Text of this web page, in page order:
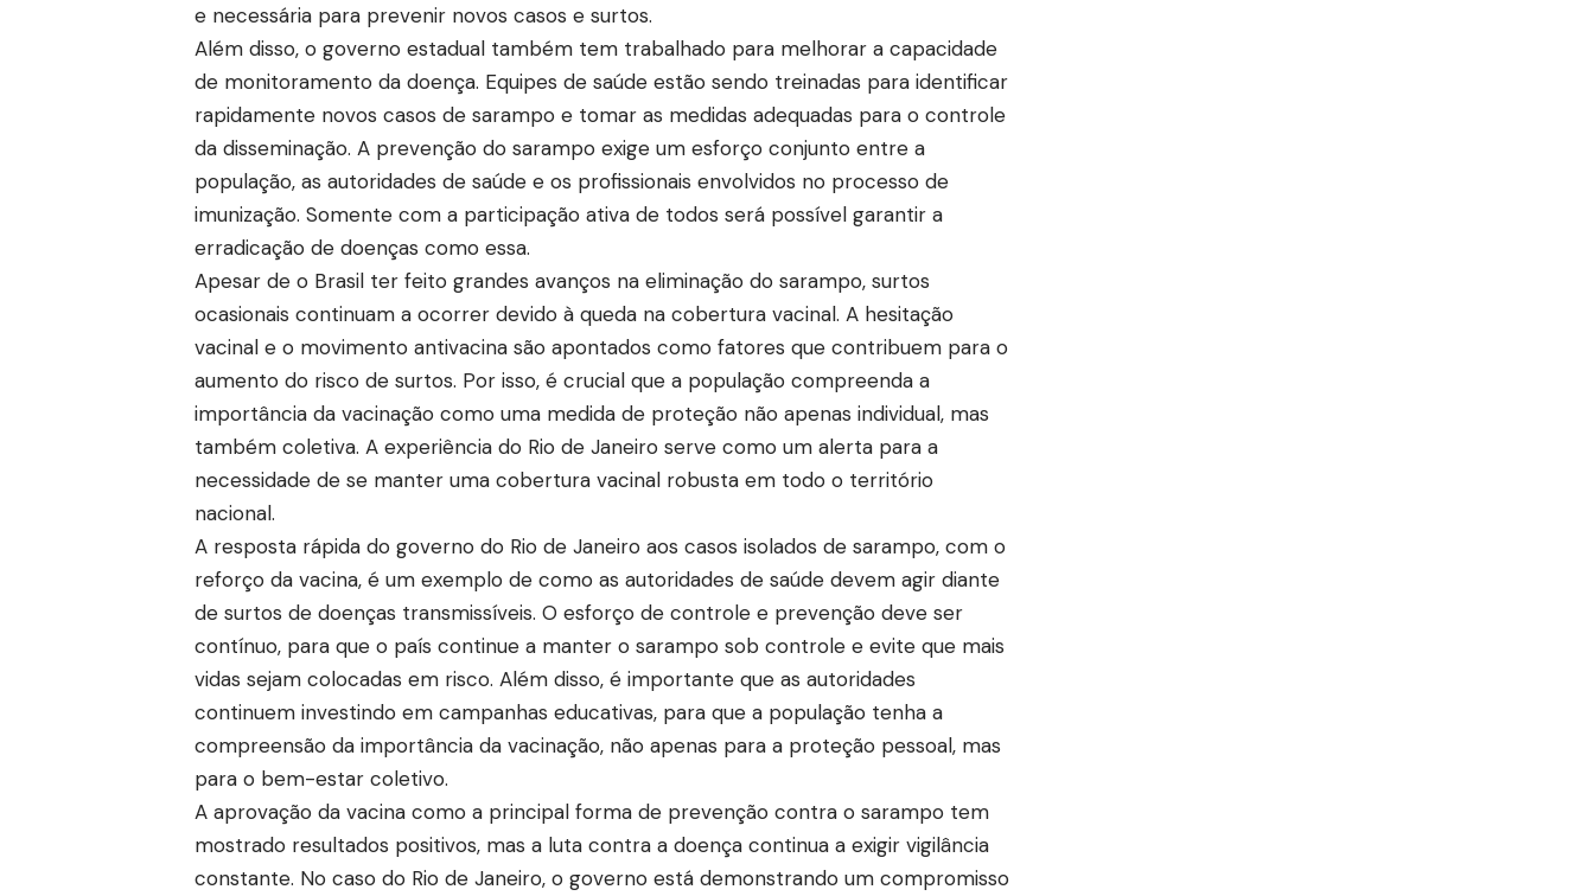
e necessária para prevenir novos casos e surtos.
Além disso, o governo estadual também tem trabalhado para melhorar a capacidade
de monitoramento da doença. Equipes de saúde estão sendo treinadas para identificar
rapidamente novos casos de sarampo e tomar as medidas adequadas para o controle
da disseminação. A prevenção do sarampo exige um esforço conjunto entre a
população, as autoridades de saúde e os profissionais envolvidos no processo de
imunização. Somente com a participação ativa de todos será possível garantir a
erradicação de doenças como essa.
Apesar de o Brasil ter feito grandes avanços na eliminação do sarampo, surtos
ocasionais continuam a ocorrer devido à queda na cobertura vacinal. A hesitação
vacinal e o movimento antivacina são apontados como fatores que contribuem para o
aumento do risco de surtos. Por isso, é crucial que a população compreenda a
importância da vacinação como uma medida de proteção não apenas individual, mas
também coletiva. A experiência do Rio de Janeiro serve como um alerta para a
necessidade de se manter uma cobertura vacinal robusta em todo o território
nacional.
A resposta rápida do governo do Rio de Janeiro aos casos isolados de sarampo, com o
reforço da vacina, é um exemplo de como as autoridades de saúde devem agir diante
de surtos de doenças transmissíveis. O esforço de controle e prevenção deve ser
contínuo, para que o país continue a manter o sarampo sob controle e evite que mais
vidas sejam colocadas em risco. Além disso, é importante que as autoridades
continuem investindo em campanhas educativas, para que a população tenha a
compreensão da importância da vacinação, não apenas para a proteção pessoal, mas
para o bem-estar coletivo.
A aprovação da vacina como a principal forma de prevenção contra o sarampo tem
mostrado resultados positivos, mas a luta contra a doença continua a exigir vigilância
constante. No caso do Rio de Janeiro, o governo está demonstrando um compromisso